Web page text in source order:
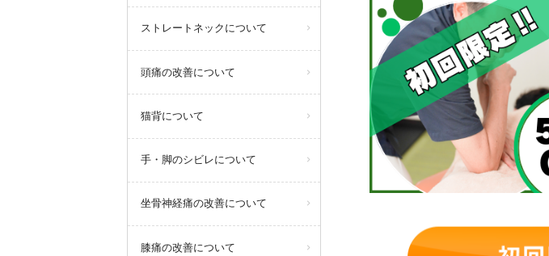
に、随時プロのトレーナーによる
体験会も実施しております。
お気軽にぜひご参加ください！
ピラティストレーナー増員のた
め、体験レッスンを受けていただ
ける日時が増えました！
【定期体験会日程】各日先着2名
※当日予約は出来ないため、前日
までにご連絡ください。
詳しくは以下をご覧ください。
ストレートネックについて
頭痛の改善について
猫背について
手・脚のシビレについて
坐骨神経痛の改善について
膝痛の改善について